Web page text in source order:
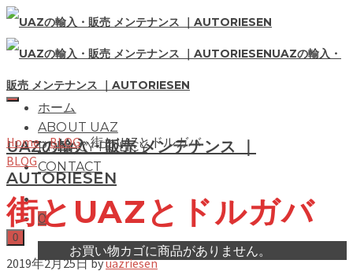
UAZの輸入・
販売 メンテナンス ｜AUTORIESEN
ホーム
ABOUT UAZ
PRIVACY POLICY
CONTACT
0
お買い物カゴに商品がありません。
UAZの輸入・販売 メンテナンス ｜
AUTORIESEN
0
Home»BLOG»街とUAZとドルガバ
BLOG
街とUAZとドルガバ
2019年2月25日byuazriesen